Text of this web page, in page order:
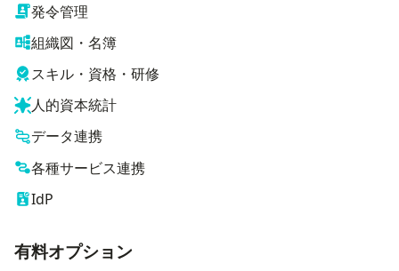
発令管理
組織図・名簿
スキル・資格・研修
人的資本統計
データ連携
各種サービス連携
IdP
有料オプション